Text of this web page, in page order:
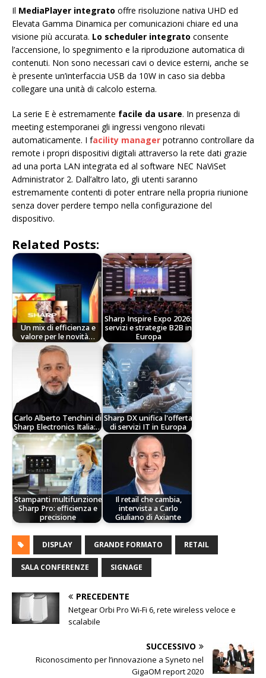
Il MediaPlayer integrato offre risoluzione nativa UHD ed
Elevata Gamma Dinamica per comunicazioni chiare ed una
visione più accurata. Lo scheduler integrato consente
l’accensione, lo spegnimento e la riproduzione automatica di
contenuti. Non sono necessari cavi o device esterni, anche se
è presente un’interfaccia USB da 10W in caso sia debba
collegare una unità di calcolo esterna.
La serie E è estremamente facile da usare. In presenza di
meeting estemporanei gli ingressi vengono rilevati
automaticamente. I facility manager potranno controllare da
remote i propri dispositivi digitali attraverso la rete dati grazie
ad una porta LAN integrata ed al software NEC NaViSet
Administrator 2. Dall’altro lato, gli utenti saranno
estremamente contenti di poter entrare nella propria riunione
senza dover perdere tempo nella configurazione del
dispositivo.
Related Posts:
Un mix di efficienza e
valore per le novità…
Sharp Inspire Expo 2026:
servizi e strategie B2B in
Europa
Carlo Alberto Tenchini di
Sharp Electronics Italia:…
Sharp DX unifica l'offerta
di servizi IT in Europa
Stampanti multifunzione
Sharp Pro: efficienza e
precisione
Il retail che cambia,
intervista a Carlo
Giuliano di Axiante
DISPLAY GRANDE FORMATO RETAIL
SALA CONFERENZE SIGNAGE
PRECEDENTE
Netgear Orbi Pro Wi-Fi 6, rete wireless veloce e
scalabile
SUCCESSIVO
Riconoscimento per l’innovazione a Syneto nel
GigaOM report 2020